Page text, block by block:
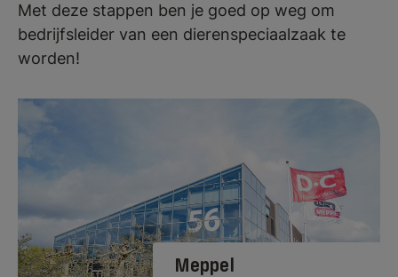
Met deze stappen ben je goed op weg om
bedrijfsleider van een dierenspeciaalzaak te
worden!
Meppel